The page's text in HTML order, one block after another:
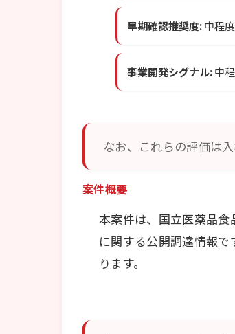
早期確認推奨度:中程
事業開発シグナル:中
なお、これらの評価は
案件概要
本案件は、国立医薬品食
に関する公開調達情報
ります。